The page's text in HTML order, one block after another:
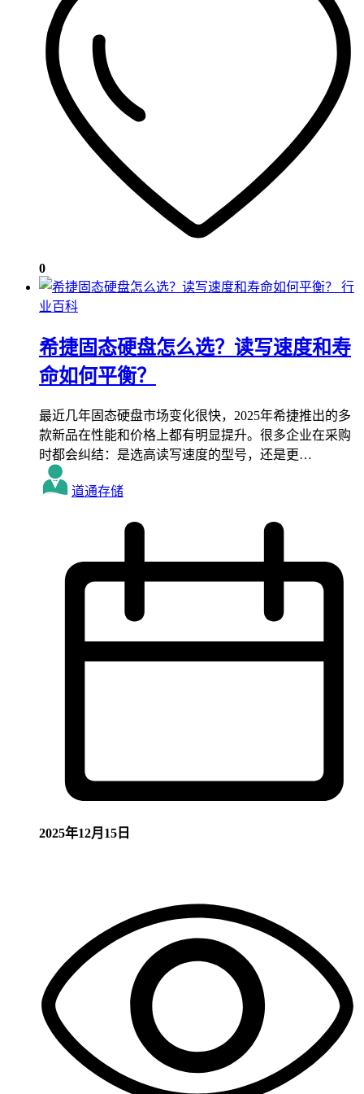
0
行
业百科
希捷固态硬盘怎么选？读写速度和寿
命如何平衡？
最近几年固态硬盘市场变化很快，2025年希捷推出的多
款新品在性能和价格上都有明显提升。很多企业在采购
时都会纠结：是选高读写速度的型号，还是更…
道通存储
2025年12月15日